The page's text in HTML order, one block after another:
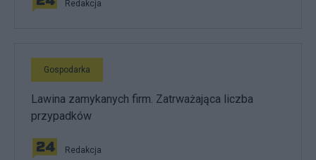
Redakcja
Gospodarka
Lawina zamykanych firm. Zatrważająca liczba
przypadków
Redakcja